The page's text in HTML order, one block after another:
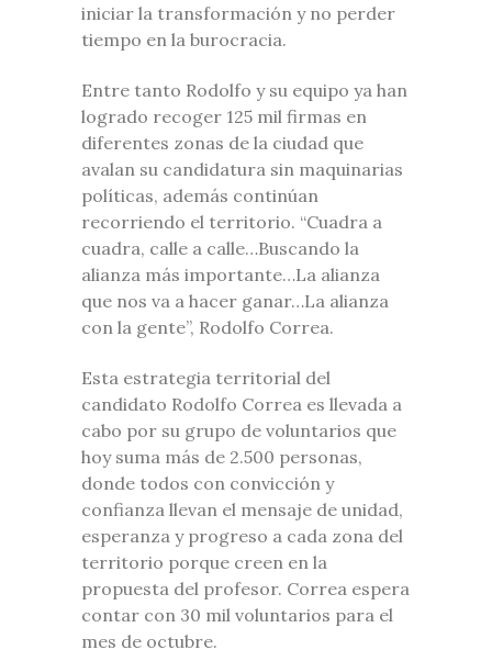
iniciar la transformación y no perder
tiempo en la burocracia.
Entre tanto Rodolfo y su equipo ya han
logrado recoger 125 mil firmas en
diferentes zonas de la ciudad que
avalan su candidatura sin maquinarias
políticas, además continúan
recorriendo el territorio. “Cuadra a
cuadra, calle a calle…Buscando la
alianza más importante…La alianza
que nos va a hacer ganar…La alianza
con la gente”, Rodolfo Correa.
Esta estrategia territorial del
candidato Rodolfo Correa es llevada a
cabo por su grupo de voluntarios que
hoy suma más de 2.500 personas,
donde todos con convicción y
confianza llevan el mensaje de unidad,
esperanza y progreso a cada zona del
territorio porque creen en la
propuesta del profesor. Correa espera
contar con 30 mil voluntarios para el
mes de octubre.